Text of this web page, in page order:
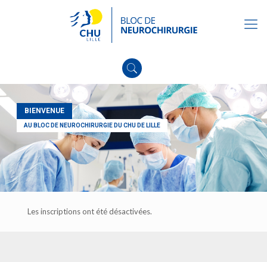
AU BLOC DE NEUROCHIRURGIE DU CHU DE LILLE
BIENVENUE
Les inscriptions ont été désactivées.